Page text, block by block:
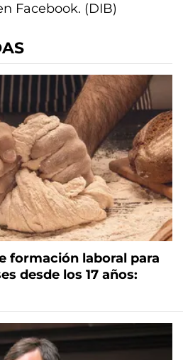
Facebook. (DIB)
formación laboral para
desde los 17 años: